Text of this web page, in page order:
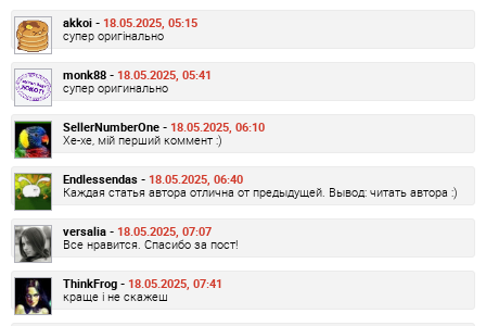
akkoi - 18.05.2025, 05:15
супер оригінально
monk88 - 18.05.2025, 05:41
супер оригинально
SellerNumberOne - 18.05.2025, 06:10
Хе-хе, мій перший коммент :)
Endlessendas - 18.05.2025, 06:40
Каждая статья автора отлична от предыдущей. Вывод: читать автора :)
versalia - 18.05.2025, 07:07
Все нравится. Спасибо за пост!
ThinkFrog - 18.05.2025, 07:41
краще і не скажеш